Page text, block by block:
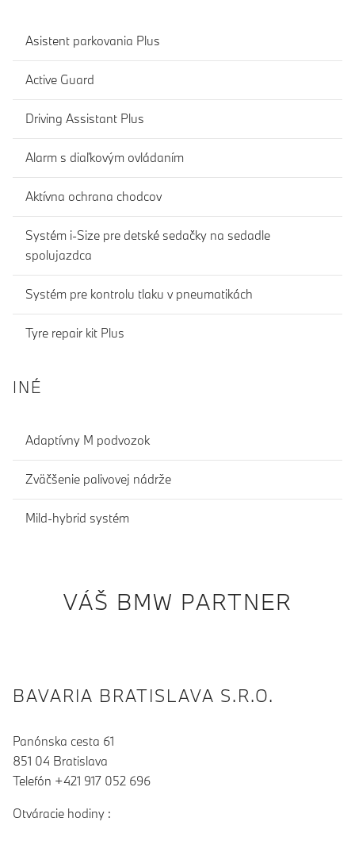
Asistent parkovania Plus
Active Guard
Driving Assistant Plus
Alarm s diaľkovým ovládaním
Aktívna ochrana chodcov
Systém i-Size pre detské sedačky na sedadle
spolujazdca
Systém pre kontrolu tlaku v pneumatikách
Tyre repair kit Plus
INÉ
Adaptívny M podvozok
Zväčšenie palivovej nádrže
Mild-hybrid systém
VÁŠ BMW PARTNER
BAVARIA BRATISLAVA S.R.O.
Panónska cesta 61
851 04 Bratislava
Telefón +421 917 052 696
Otváracie hodiny :